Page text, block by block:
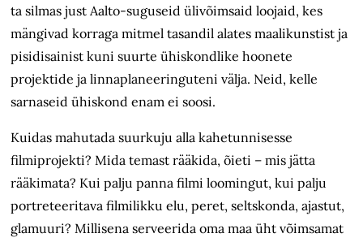
ta silmas just Aalto-suguseid ülivõimsaid loojaid, kes
mängivad korraga mitmel tasandil alates maalikunstist ja
pisidisainist kuni suurte ühiskondlike hoonete
projektide ja linnaplaneeringuteni välja. Neid, kelle
sarnaseid ühiskond enam ei soosi.
Kuidas mahutada suurkuju alla kahetunnisesse
filmiprojekti? Mida temast rääkida, õieti – mis jätta
rääkimata? Kui palju panna filmi loomingut, kui palju
portreteeritava filmilikku elu, peret, seltskonda, ajastut,
glamuuri? Millisena serveerida oma maa üht võimsamat